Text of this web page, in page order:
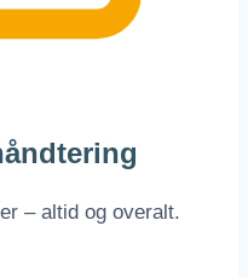
– altid og overalt.